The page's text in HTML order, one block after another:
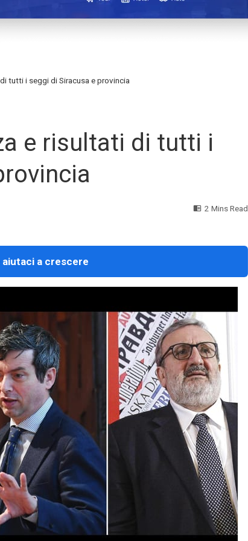
tutti i seggi di Siracusa e provincia
e risultati di tutti i
2 Mins Read
aiutaci a crescere